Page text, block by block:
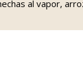
al vapor,